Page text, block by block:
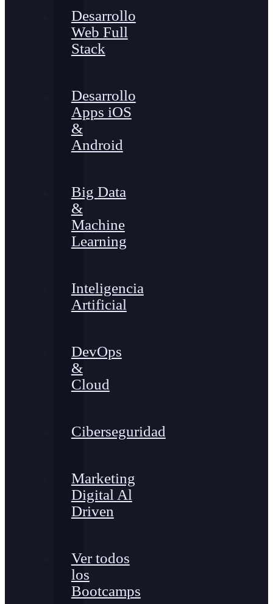
Desarrollo
Web Full
Stack
Desarrollo
Apps iOS
&
Android
Big Data
&
Machine
Learning
Inteligencia
Artificial
DevOps
&
Cloud
Ciberseguridad
Marketing
Digital Al
Driven
Ver todos
los
Bootcamps